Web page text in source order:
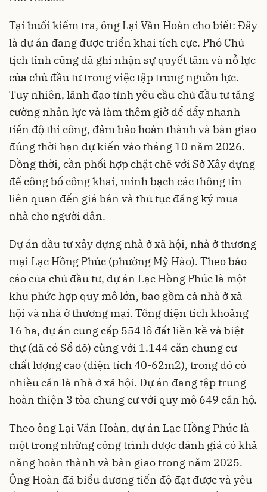
Tại buổi kiểm tra, ông Lại Văn Hoàn cho biết: Đây
là dự án đang được triển khai tích cực. Phó Chủ
tịch tỉnh cũng đã ghi nhận sự quyết tâm và nỗ lực
của chủ đầu tư trong việc tập trung nguồn lực.
Tuy nhiên, lãnh đạo tỉnh yêu cầu chủ đầu tư tăng
cường nhân lực và làm thêm giờ để đẩy nhanh
tiến độ thi công, đảm bảo hoàn thành và bàn giao
đúng thời hạn dự kiến vào tháng 10 năm 2026.
Đồng thời, cần phối hợp chặt chẽ với Sở Xây dựng
để công bố công khai, minh bạch các thông tin
liên quan đến giá bán và thủ tục đăng ký mua
nhà cho người dân.
Dự án đầu tư xây dựng nhà ở xã hội, nhà ở thương
mại Lạc Hồng Phúc (phường Mỹ Hào). Theo báo
cáo của chủ đầu tư, dự án Lạc Hồng Phúc là một
khu phức hợp quy mô lớn, bao gồm cả nhà ở xã
hội và nhà ở thương mại. Tổng diện tích khoảng
16 ha, dự án cung cấp 554 lô đất liền kề và biệt
thự (đã có Sổ đỏ) cùng với 1.144 căn chung cư
chất lượng cao (diện tích 40-62m2), trong đó có
nhiều căn là nhà ở xã hội. Dự án đang tập trung
hoàn thiện 3 tòa chung cư với quy mô 649 căn hộ.
Theo ông Lại Văn Hoàn, dự án Lạc Hồng Phúc là
một trong những công trình được đánh giá có khả
năng hoàn thành và bàn giao trong năm 2025.
Ông Hoàn đã biểu dương tiến độ đạt được và yêu